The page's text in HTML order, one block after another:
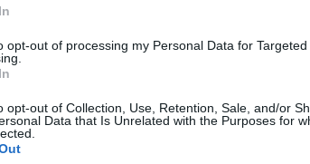
opt-out of processing my Personal Data for Targeted
opt-out of Collection, Use, Retention, Sale, and/or
Data that Is Unrelated with the Purposes for
a portálon hirdető vállalatok
bejelentette, hogy
foglalkozó céget
e, illetve eltávolítja-e a